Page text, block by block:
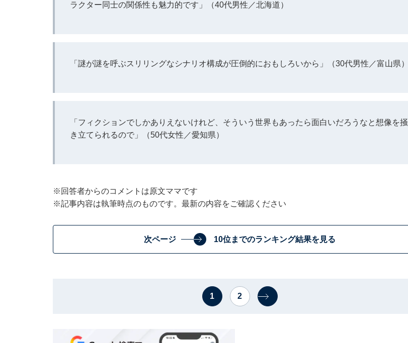
ラクター同士の関係性も魅力的です」（40代男性／北海道）
「謎が謎を呼ぶスリリングなシナリオ構成が圧倒的におもしろいから」（30代男性／富山県）
「フィクションでしかありえないけれど、そういう世界もあったら面白いだろうなと想像を掻
き立てられるので」（50代女性／愛知県）
※回答者からのコメントは原文ママです
※記事内容は執筆時点のものです。最新の内容をご確認ください
次ページ 10位までのランキング結果を見る
1 2